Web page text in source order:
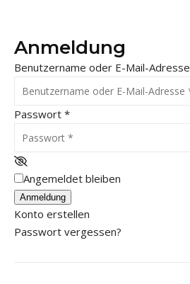
Anmeldung
Benutzername oder E-Mail-Adresse
Passwort *
Angemeldet bleiben
Anmeldung
Konto erstellen
Passwort vergessen?